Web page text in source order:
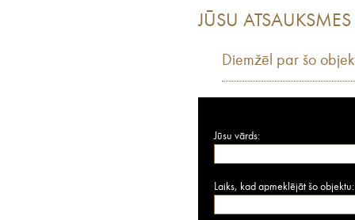
JŪSU ATSAUKSMES
Diemžēl par šo
Jūsu vārds:
Laiks, kad apmeklējāt šo objektu: